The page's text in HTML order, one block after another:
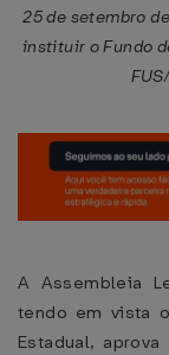
25 de setembro
instituir o Fundo
A Assembleia
tendo em vista
Estadual,